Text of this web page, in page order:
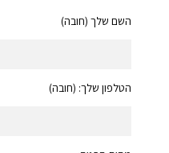
השם שלך (חובה)
הטלפון שלך: (חובה)